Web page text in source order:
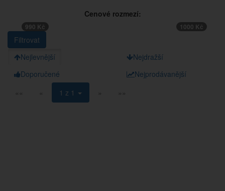
Cenové rozmezí:
990 Kč 1000 Kč
Nejlevnější
Nejdražší
Doporučené
Nejprodávanější
««
« 1 z 1 » »»